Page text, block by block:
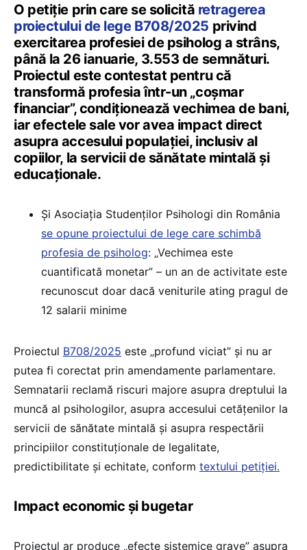
O petiție prin care se solicită retragerea
proiectului de lege B708/2025 privind
exercitarea profesiei de psiholog a strâns,
până la 26 ianuarie, 3.553 de semnături.
Proiectul este contestat pentru că
transformă profesia într-un „coșmar
financiar”, condiționează vechimea de bani,
iar efectele sale vor avea impact direct
asupra accesului populației, inclusiv al
copiilor, la servicii de sănătate mintală și
educaționale.
Și Asociația Studenților Psihologi din România
se opune proiectului de lege care schimbă
profesia de psiholog: „Vechimea este
cuantificată monetar” – un an de activitate este
recunoscut doar dacă veniturile ating pragul de
12 salarii minime
Proiectul B708/2025 este „profund viciat” și nu ar
putea fi corectat prin amendamente parlamentare.
Semnatarii reclamă riscuri majore asupra dreptului la
muncă al psihologilor, asupra accesului cetățenilor la
servicii de sănătate mintală și asupra respectării
principiilor constituționale de legalitate,
predictibilitate și echitate, conform textului petiției.
Impact economic și bugetar
Proiectul ar produce „efecte sistemice grave” asupra